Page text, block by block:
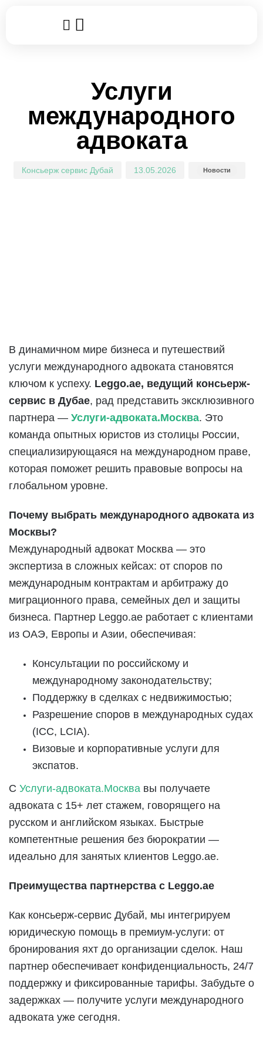
Услуги
международного
адвоката
Консьерж сервис Дубай 13.05.2026 Новости
В динамичном мире бизнеса и путешествий
услуги международного адвоката становятся
ключом к успеху. Leggo.ae, ведущий консьерж-
сервис в Дубае, рад представить эксклюзивного
партнера — Услуги-адвоката.Москва. Это
команда опытных юристов из столицы России,
специализирующаяся на международном праве,
которая поможет решить правовые вопросы на
глобальном уровне.
Почему выбрать международного адвоката из
Москвы?
Международный адвокат Москва — это
экспертиза в сложных кейсах: от споров по
международным контрактам и арбитражу до
миграционного права, семейных дел и защиты
бизнеса. Партнер Leggo.ae работает с клиентами
из ОАЭ, Европы и Азии, обеспечивая:
Консультации по российскому и
международному законодательству;
Поддержку в сделках с недвижимостью;
Разрешение споров в международных судах
(ICC, LCIA).
Визовые и корпоративные услуги для
экспатов.
С Услуги-адвоката.Москва вы получаете
адвоката с 15+ лет стажем, говорящего на
русском и английском языках. Быстрые
компетентные решения без бюрократии —
идеально для занятых клиентов Leggo.ae.
Преимущества партнерства с Leggo.ae
Как консьерж-сервис Дубай, мы интегрируем
юридическую помощь в премиум-услуги: от
бронирования яхт до организации сделок. Наш
партнер обеспечивает конфиденциальность, 24/7
поддержку и фиксированные тарифы. Забудьте о
задержках — получите услуги международного
адвоката уже сегодня.